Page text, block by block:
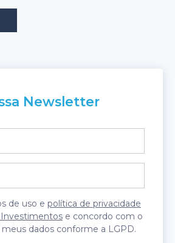
Newsletter
de uso e política de privacidade
e concordo com o
dados conforme a LGPD.